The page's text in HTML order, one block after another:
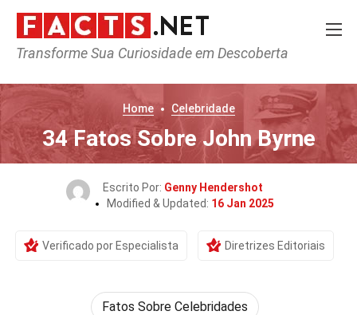
Transforme Sua Curiosidade em Descoberta
Home Celebridade
34 Fatos Sobre John Byrne
Escrito Por: Genny Hendershot
Modified & Updated: 16 Jan 2025
Verificado por Especialista Diretrizes Editoriais
Fatos Sobre Celebridades